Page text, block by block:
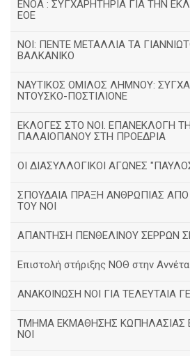
ΕΝΟΑ : ΣΥΓΧΑΡΗΤΗΡΙΑ ΓΙΑ ΤΗΝ
ΕΟΕ
ΝΟΙ: ΠΕΝΤΕ ΜΕΤΑΛΛΙΑ ΤΑ
ΒΑΛΚΑΝΙΚΟ
ΝΑΥΤΙΚΟΣ ΟΜΙΛΟΣ ΛΗΜΝΟΥ:
ΝΤΟΥΣΚΟ-ΠΟΣΤΙΛΙΟΝΕ
ΕΚΛΟΓΕΣ ΣΤΟ ΝΟΙ. ΕΠΑΝΕΚΛΟΓΗ
ΠΑΛΑΙΟΠΑΝΟΥ ΣΤΗ ΠΡΟΕΔΡΙΑ
ΟΙ ΔΙΑΣΥΛΛΟΓΙΚΟΙ ΑΓΩΝΕΣ
ΣΠΟΥΔΑΙΑ ΠΡΑΞΗ ΑΝΘΡΩΠΙΑΣ
ΤΟΥ ΝΟΙ
ΑΠΑΝΤΗΣΗ ΠΕΝΘΕΛΙΝΟΥ ΣΕΡΡΩΝ
Επιστολή στήριξης ΝΟΘ στην
ΑΝΑΚΟΙΝΩΣΗ ΝΟΙ ΓΙΑ ΤΕΛΕΥΤΑΙΑ
ΤΜΗΜΑ ΕΚΜΑΘΗΣΗΣ ΚΩΠΗΛΑΣΙΑΣ
ΝΟΙ